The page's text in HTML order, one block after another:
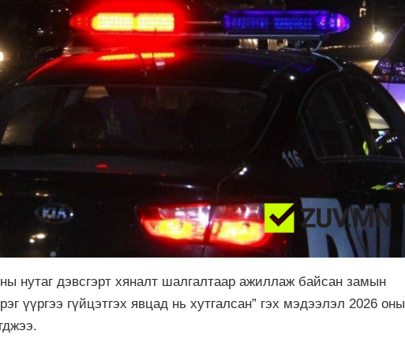
нутаг дэвсгэрт хяналт шалгалтаар ажиллаж байсан замын
үүргээ гүйцэтгэх явцад нь хутгалсан” гэх мэдээлэл 2026 оны